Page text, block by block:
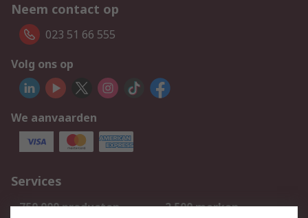
Neem contact op
023 51 66 555
Volg ons op
We aanvaarden
Services
750.000 producten
2.500 merken